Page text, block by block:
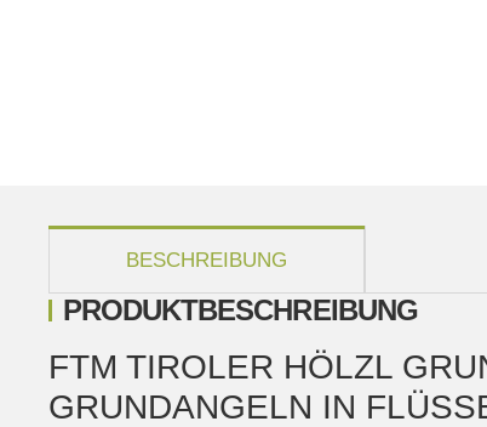
BESCHREIBUNG
PRODUKTBESCHREIBUNG
FTM TIROLER HÖLZL
GRUNDANGELN IN